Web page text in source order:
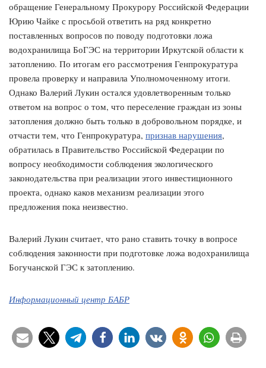
обращение Генеральному Прокурору Российской Федерации
Юрию Чайке с просьбой ответить на ряд конкретно
поставленных вопросов по поводу подготовки ложа
водохранилища БоГЭС на территории Иркутской области к
затоплению. По итогам его рассмотрения Генпрокуратура
провела проверку и направила Уполномоченному итоги.
Однако Валерий Лукин остался удовлетворенным только
ответом на вопрос о том, что переселение граждан из зоны
затопления должно быть только в добровольном порядке, и
отчасти тем, что Генпрокуратура, признав нарушения,
обратилась в Правительство Российской Федерации по
вопросу необходимости соблюдения экологического
законодательства при реализации этого инвестиционного
проекта, однако каков механизм реализации этого
предложения пока неизвестно.
Валерий Лукин считает, что рано ставить точку в вопросе
соблюдения законности при подготовке ложа водохранилища
Богучанской ГЭС к затоплению.
Информационный центр БАБР